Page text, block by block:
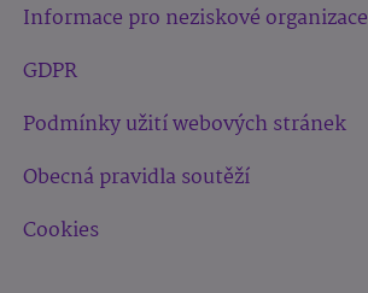
Informace pro neziskové organizace
GDPR
Podmínky užití webových stránek
Obecná pravidla soutěží
Cookies